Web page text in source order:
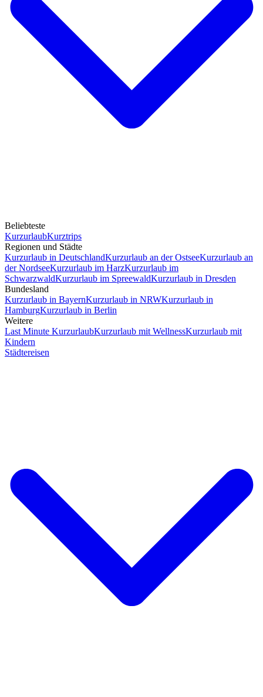
Beliebteste
KurzurlaubKurztrips
Regionen und Städte
Kurzurlaub in DeutschlandKurzurlaub an der OstseeKurzurlaub an
der NordseeKurzurlaub im HarzKurzurlaub im
SchwarzwaldKurzurlaub im SpreewaldKurzurlaub in Dresden
Bundesland
Kurzurlaub in BayernKurzurlaub in NRWKurzurlaub in
HamburgKurzurlaub in Berlin
Weitere
Last Minute KurzurlaubKurzurlaub mit WellnessKurzurlaub mit
Kindern
Städtereisen